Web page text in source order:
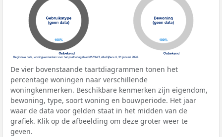
De vier bovenstaande taartdiagrammen tonen het
percentage woningen naar verschillende
woningkenmerken. Beschikbare kenmerken zijn eigendom,
bewoning, type, soort woning en bouwperiode. Het jaar
waar de data voor gelden staat in het midden van de
grafiek. Klik op de afbeelding om deze groter weer te
geven.